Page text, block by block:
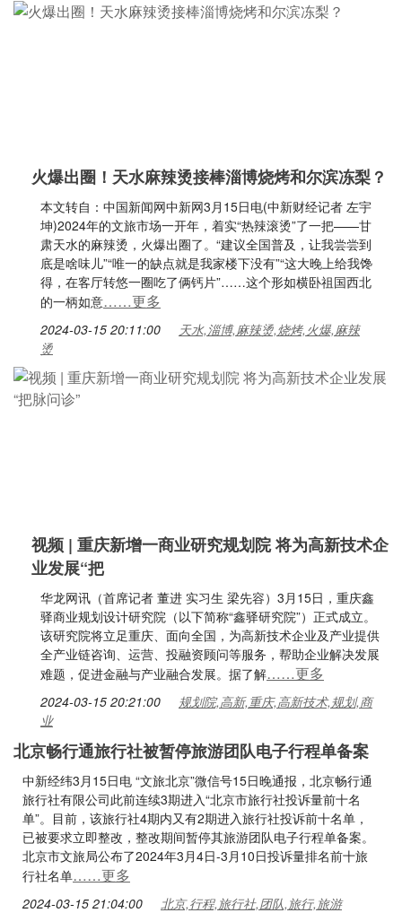
火爆出圈！天水麻辣烫接棒淄博烧烤和尔滨冻梨？
本文转自：中国新闻网中新网3月15日电(中新财经记者 左宇
坤)2024年的文旅市场一开年，着实“热辣滚烫”了一把——甘
肃天水的麻辣烫，火爆出圈了。“建议全国普及，让我尝尝到
底是啥味儿”“唯一的缺点就是我家楼下没有”“这大晚上给我馋
得，在客厅转悠一圈吃了俩钙片”……这个形如横卧祖国西北
的一柄如意……更多
2024-03-15 20:11:00
天水,淄博,麻辣烫,烧烤,火爆,麻辣
烫
视频 | 重庆新增一商业研究规划院 将为高新技术企
业发展“把
华龙网讯（首席记者 董进 实习生 梁先容）3月15日，重庆鑫
驿商业规划设计研究院（以下简称“鑫驿研究院”）正式成立。
该研究院将立足重庆、面向全国，为高新技术企业及产业提供
全产业链咨询、运营、投融资顾问等服务，帮助企业解决发展
难题，促进金融与产业融合发展。据了解……更多
2024-03-15 20:21:00
规划院,高新,重庆,高新技术,规划,商
业
北京畅行通旅行社被暂停旅游团队电子行程单备案
中新经纬3月15日电 “文旅北京”微信号15日晚通报，北京畅行通
旅行社有限公司此前连续3期进入“北京市旅行社投诉量前十名
单”。目前，该旅行社4期内又有2期进入旅行社投诉前十名单，
已被要求立即整改，整改期间暂停其旅游团队电子行程单备案。
北京市文旅局公布了2024年3月4日-3月10日投诉量排名前十旅
行社名单……更多
2024-03-15 21:04:00 北京,行程,旅行社,团队,旅行,旅游